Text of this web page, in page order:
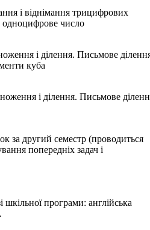
і віднімання трицифрових
одноцифрове число
і ділення. Письмове
куба
і ділення. Письмове
за другий семестр (проводиться
попередніх задач і
шкільної програми: англійська